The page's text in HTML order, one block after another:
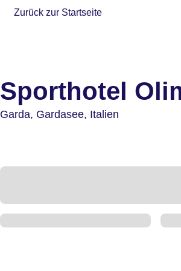
Zurück zur Startseite
Sporthotel
Garda, Gardasee, Italien